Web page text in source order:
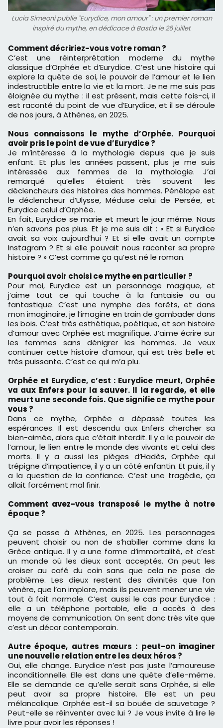
Lucia Simeoni publie "Eurydice, mon amour" : un premier roman
inspiré du mythe, en dédicace à Bastia le 26 juillet
Comment décririez-vous votre roman ?
C’est une réinterprétation moderne du mythe
classique d’Orphée et d’Eurydice. C’est une histoire qui
explore la quête de soi, le pouvoir de l’amour et le lien
indestructible entre la vie et la mort. Je ne me suis pas
éloignée du mythe : il est présent, mais cette fois-ci, il
est raconté du point de vue d’Eurydice, et il se déroule
de nos jours, à Athènes, en 2025.
Nous connaissons le mythe d’Orphée. Pourquoi
avoir pris le point de vue d’Eurydice ?
Je m’intéresse à la mythologie depuis que je suis
enfant. Et plus les années passent, plus je me suis
intéressée aux femmes de la mythologie. J’ai
remarqué qu’elles étaient très souvent les
déclencheurs des histoires des hommes. Pénélope est
le déclencheur d’Ulysse, Méduse celui de Persée, et
Eurydice celui d’Orphée.
En fait, Eurydice se marie et meurt le jour même. Nous
n’en savons pas plus. Et je me suis dit : « Et si Eurydice
avait sa voix aujourd’hui ? Et si elle avait un compte
Instagram ? Et si elle pouvait nous raconter sa propre
histoire ? » C’est comme ça qu’est né le roman.
Pourquoi avoir choisi ce mythe en particulier ?
Pour moi, Eurydice est un personnage magique, et
j’aime tout ce qui touche à la fantaisie ou au
fantastique. C’est une nymphe des forêts, et dans
mon imaginaire, je l’imagine en train de gambader dans
les bois. C’est très esthétique, poétique, et son histoire
d’amour avec Orphée est magnifique. J’aime écrire sur
les femmes sans dénigrer les hommes. Je veux
continuer cette histoire d’amour, qui est très belle et
très puissante. C’est ce qui m’a plu.
Orphée et Eurydice, c’est : Eurydice meurt, Orphée
va aux Enfers pour la sauver. Il la regarde, et elle
meurt une seconde fois. Que signifie ce mythe pour
vous ?
Dans ce mythe, Orphée a dépassé toutes les
espérances. Il est descendu aux Enfers chercher sa
bien-aimée, alors que c’était interdit. Il y a le pouvoir de
l’amour, le lien entre le monde des vivants et celui des
morts. Il y a aussi les pièges d’Hadès, Orphée qui
trépigne d’impatience, il y a un côté enfantin. Et puis, il y
a la question de la confiance. C’est une tragédie, ça
allait forcément mal finir.
Comment avez-vous transposé le mythe à notre
époque ?
Ça se passe à Athènes, en 2025. Les personnages
peuvent choisir ou non de s’habiller comme dans la
Grèce antique. Il y a une forme d’immortalité, et c’est
un monde où les dieux sont acceptés. On peut les
croiser au café du coin sans que cela ne pose de
problème. Les dieux restent des divinités que l’on
vénère, que l’on implore, mais ils peuvent mener une vie
tout à fait normale. C’est aussi le cas pour Eurydice :
elle a un téléphone portable, elle a accès à des
moyens de communication. On sent donc très vite que
c’est un décor contemporain.
Autre époque, autres mœurs : peut-on imaginer
une nouvelle relation entre les deux héros ?
Oui, elle change. Eurydice n’est pas juste l’amoureuse
inconditionnelle. Elle est dans une quête d’elle-même.
Elle se demande ce qu’elle serait sans Orphée, si elle
peut avoir sa propre histoire. Elle est un peu
mélancolique. Orphée est-il sa bouée de sauvetage ?
Peut-elle se réinventer avec lui ? Je vous invite à lire le
livre pour avoir les réponses !